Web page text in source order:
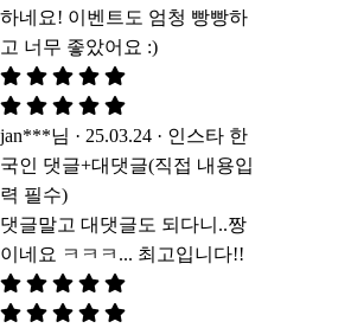
하네요! 이벤트도 엄청 빵빵하
고 너무 좋았어요 :)
jan***님 · 25.03.24 · 인스타 한
국인 댓글+대댓글(직접 내용입
력 필수)
댓글말고 대댓글도 되다니..짱
이네요 ㅋㅋㅋ... 최고입니다!!